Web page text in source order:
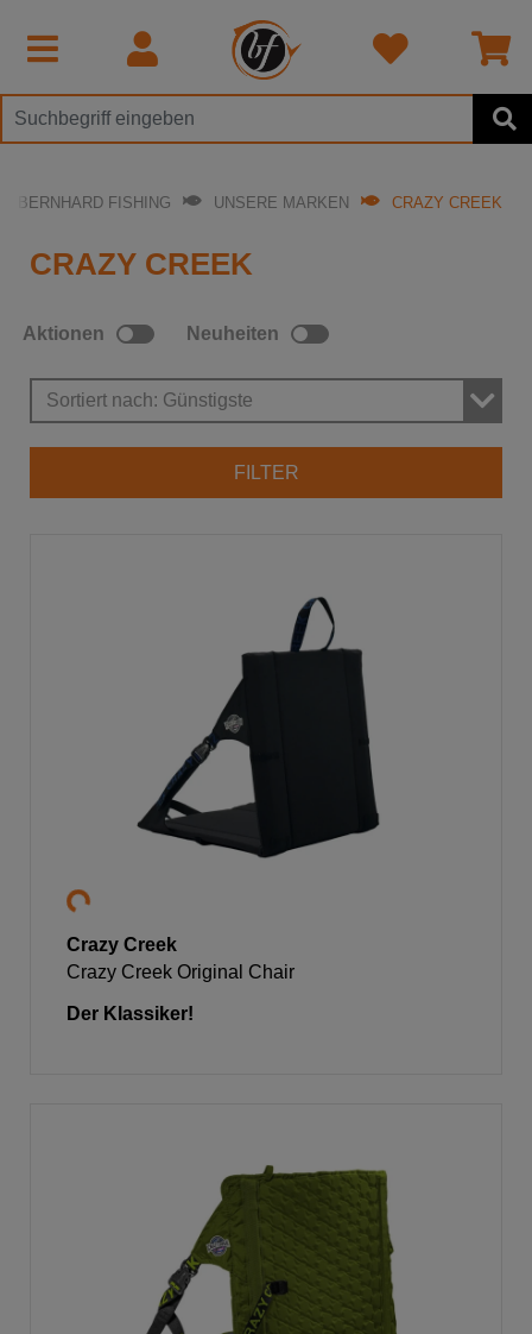
BERNHARD FISHING UNSERE MARKEN CRAZY CREEK
CRAZY CREEK
FILTER
Sortiert nach: Günstigste
Aktionen Neuheiten
Crazy Creek
Crazy Creek Original Chair
Der Klassiker!